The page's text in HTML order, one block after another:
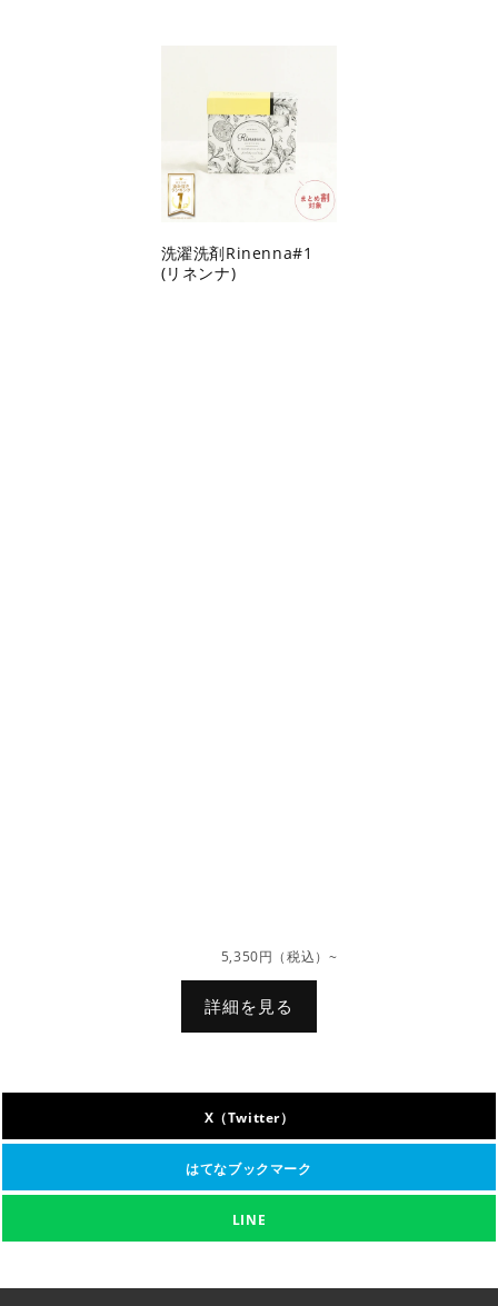
洗濯洗剤Rinenna#1
(リネンナ)
5,350円（税込）~
詳細を見る
X（Twitter）
はてなブックマーク
LINE